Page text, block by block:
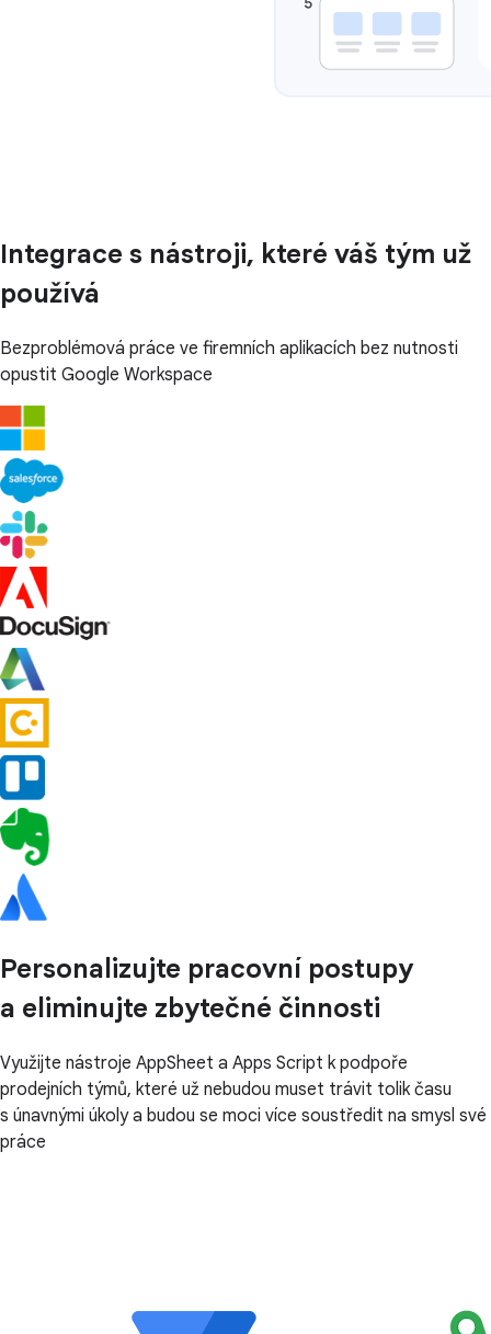
Integrace s nástroji, které váš tým už
používá
Bezproblémová práce ve firemních aplikacích bez nutnosti
opustit Google Workspace
Personalizujte pracovní postupy
a eliminujte zbytečné činnosti
Využijte nástroje AppSheet a Apps Script k podpoře
prodejních týmů, které už nebudou muset trávit tolik času
s únavnými úkoly a budou se moci více soustředit na smysl své
práce